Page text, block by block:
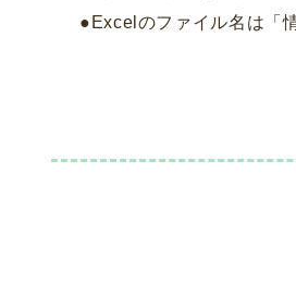
●Excelのファイル名は「